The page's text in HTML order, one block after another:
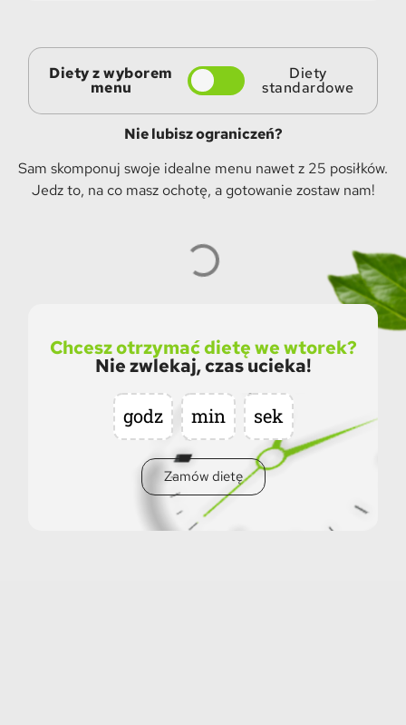
Diety z wyborem
menu
Diety
standardowe
Nie lubisz ograniczeń?
Sam skomponuj swoje idealne menu nawet z 25 posiłków.
Jedz to, na co masz ochotę, a gotowanie zostaw nam!
Chcesz otrzymać dietę we wtorek?
Nie zwlekaj, czas ucieka!
godz min sek
Zamów dietę